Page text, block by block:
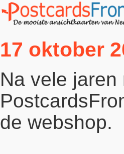
17 oktober
Na vele
de webshop.